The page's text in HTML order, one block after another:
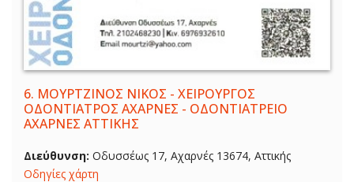
6. ΜΟΥΡΤΖΙΝΟΣ ΝΙΚΟΣ - ΧΕΙΡΟΥΡΓΟΣ
ΟΔΟΝΤΙΑΤΡΟΣ ΑΧΑΡΝΕΣ - ΟΔΟΝΤΙΑΤΡΕΙΟ
ΑΧΑΡΝΕΣ ΑΤΤΙΚΗΣ
Διεύθυνση: Οδυσσέως 17, Αχαρνές 13674, Αττικής
Οδηγίες χάρτη